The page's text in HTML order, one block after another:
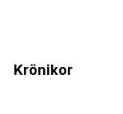
Krönikor